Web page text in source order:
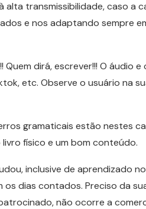
transmissibilidade, caso a
e nos adaptando sempre
dirá, escrever!!! O áudio
etc. Observe o usuário na
gramaticais estão nestes
físico e um bom conteúdo.
inclusive de aprendizado
dias contados. Preciso da
não ocorre a